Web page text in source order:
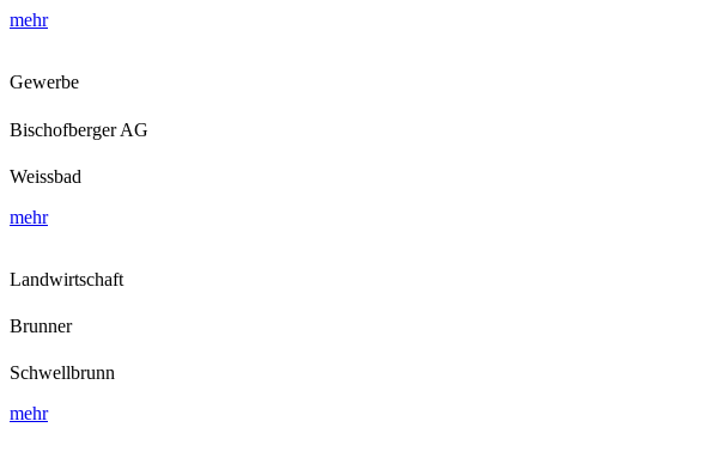
mehr
Gewerbe
Bischofberger AG
Weissbad
mehr
Landwirtschaft
Brunner
Schwellbrunn
mehr